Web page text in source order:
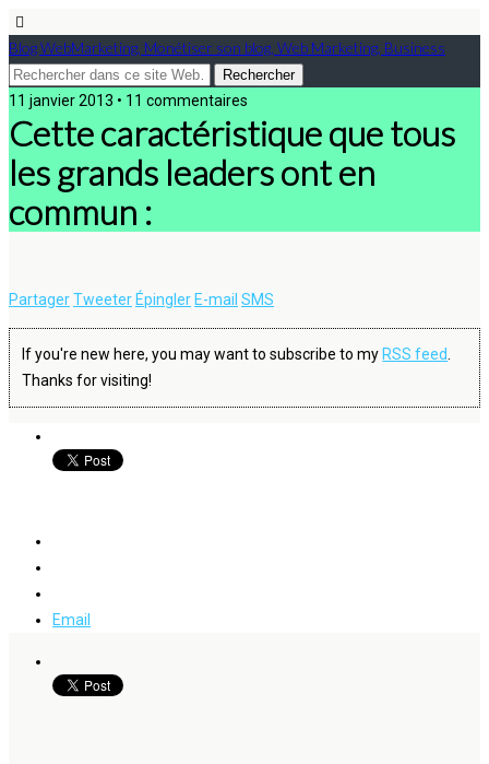
Blog WebMarketing, Monétiser son blog, Web Marketing, Business
11 janvier 2013 • 11 commentaires
Cette caractéristique que tous
les grands leaders ont en
commun :
PartagerTweeter Épingler E-mail SMS
If you're new here, you may want to subscribe to my RSS feed.
Thanks for visiting!
Email